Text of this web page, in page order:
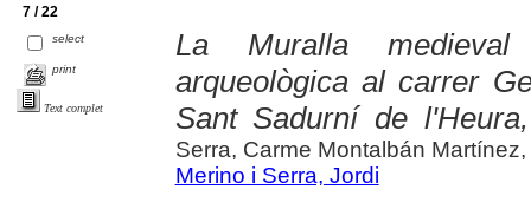
7 / 22
select
print
Text complet
La Muralla
arqueològica al carrer
Sant Sadurní de
Serra, Carme Montalbán
Merino i Serra, Jordi